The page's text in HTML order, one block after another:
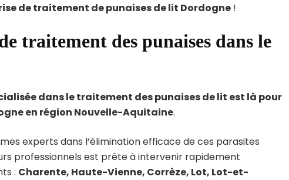
de traitement de punaises de lit Dordogne !
traitement des punaises dans le
dans le traitement des punaises de lit est là pour
en région Nouvelle-Aquitaine.
experts dans l’élimination efficace de ces parasites
professionnels est prête à intervenir rapidement
: Charente, Haute-Vienne, Corrèze, Lot, Lot-et-